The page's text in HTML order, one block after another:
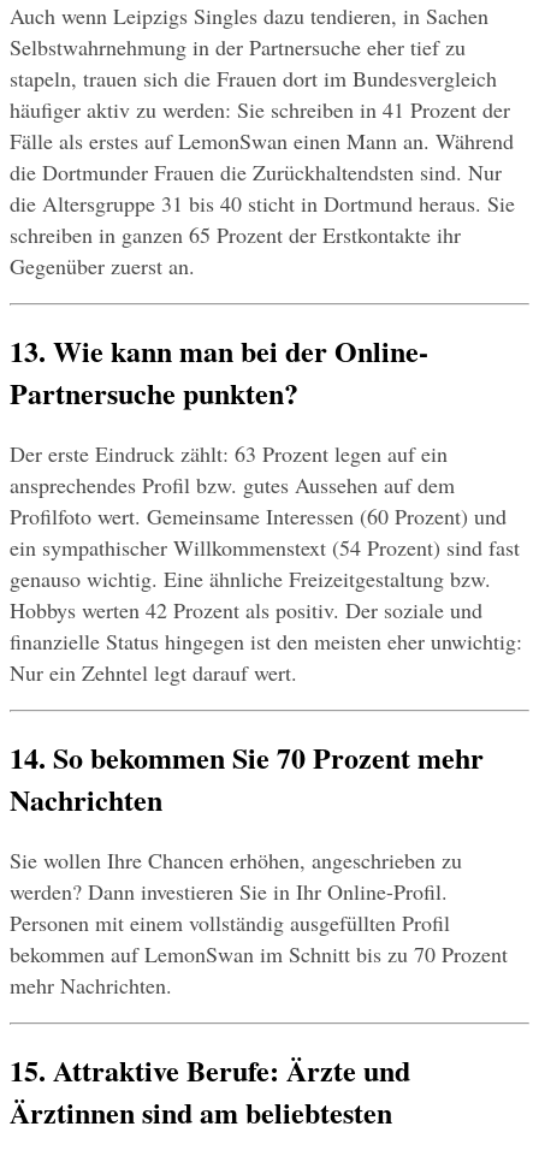
Auch wenn Leipzigs Singles dazu tendieren, in Sachen
Selbstwahrnehmung in der Partnersuche eher tief zu
stapeln, trauen sich die Frauen dort im Bundesvergleich
häufiger aktiv zu werden: Sie schreiben in 41 Prozent der
Fälle als erstes auf LemonSwan einen Mann an. Während
die Dortmunder Frauen die Zurückhaltendsten sind. Nur
die Altersgruppe 31 bis 40 sticht in Dortmund heraus. Sie
schreiben in ganzen 65 Prozent der Erstkontakte ihr
Gegenüber zuerst an.
13. Wie kann man bei der Online-
Partnersuche punkten?
Der erste Eindruck zählt: 63 Prozent legen auf ein
ansprechendes Profil bzw. gutes Aussehen auf dem
Profilfoto wert. Gemeinsame Interessen (60 Prozent) und
ein sympathischer Willkommenstext (54 Prozent) sind fast
genauso wichtig. Eine ähnliche Freizeitgestaltung bzw.
Hobbys werten 42 Prozent als positiv. Der soziale und
finanzielle Status hingegen ist den meisten eher unwichtig:
Nur ein Zehntel legt darauf wert.
14. So bekommen Sie 70 Prozent mehr
Nachrichten
Sie wollen Ihre Chancen erhöhen, angeschrieben zu
werden? Dann investieren Sie in Ihr Online-Profil.
Personen mit einem vollständig ausgefüllten Profil
bekommen auf LemonSwan im Schnitt bis zu 70 Prozent
mehr Nachrichten.
15. Attraktive Berufe: Ärzte und
Ärztinnen sind am beliebtesten